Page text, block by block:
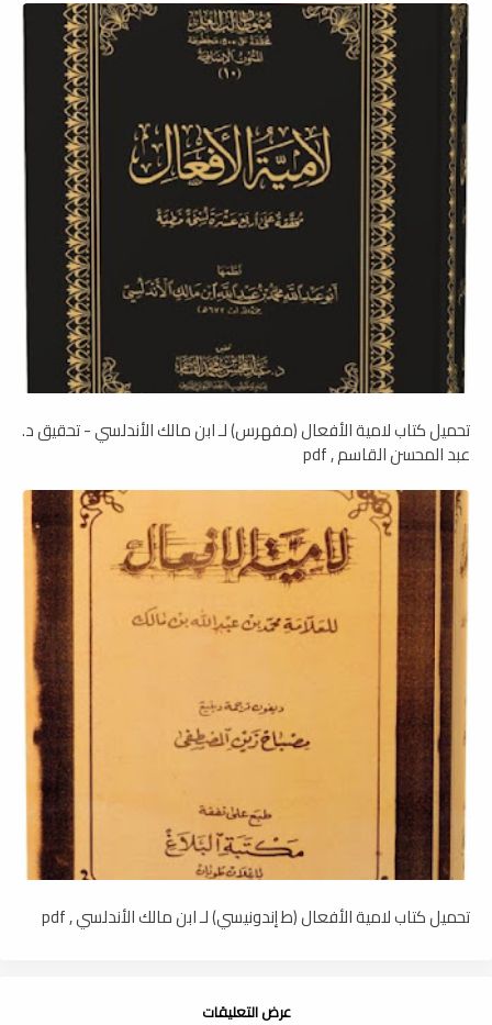
تحميل كتاب لامية الأفعال (مفهرس) لـ ابن مالك الأندلسي - تحقيق د.
عبد المحسن القاسم , pdf
تحميل كتاب لامية الأفعال (ط إندونيسي) لـ ابن مالك الأندلسي , pdf
عرض التعليقات